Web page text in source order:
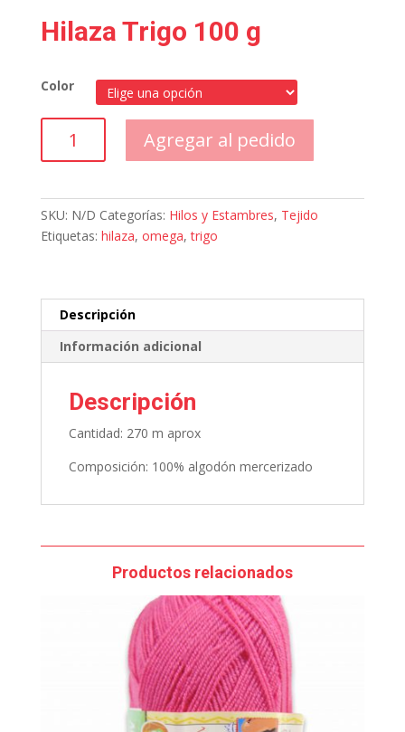
Hilaza Trigo 100 g
Color
cantidad
Agregar al pedido
SKU: N/D Categorías: Hilos y Estambres, Tejido
Etiquetas: hilaza, omega,trigo
Descripción
Información adicional
Descripción
Cantidad: 270 m aprox
Composición: 100% algodón mercerizado
Productos relacionados